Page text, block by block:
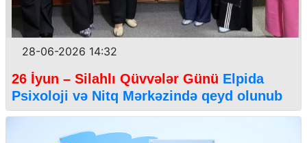
28-06-2026 14:32
26 İyun – Silahlı Qüvvələr Günü Elpida
Psixoloji və Nitq Mərkəzində qeyd olunub